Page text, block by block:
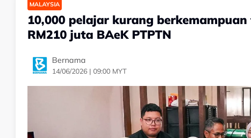
MALAYSIA
10,000 pelajar kurang
RM210 juta BAeK PTPTN
Bernama
14/06/2026 | 09:00 MYT